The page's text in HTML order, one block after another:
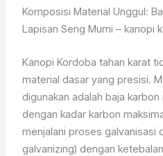
Komposisi Material Unggul:
Lapisan Seng Murni – kanopi
Kanopi Kordoba tahan karat
material dasar yang presisi.
digunakan adalah baja
dengan kadar karbon
menjalani proses galvanisasi
galvanizing) dengan